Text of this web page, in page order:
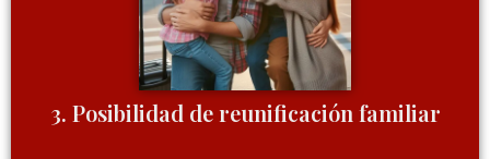
3. Posibilidad de reunificación familiar
brindándote la oportunidad de estar cerca de tus
seres queridos.